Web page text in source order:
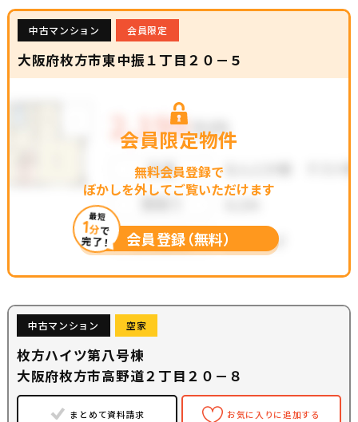
中古マンション 会員限定
大阪府枚方市東中振１丁目２０－５
会員限定物件
無料会員登録で
ぼかしを外してご覧いただけます
最短
1分で
完了！ 会員登録（無料）
中古マンション 空家
枚方ハイツ第八号棟
大阪府枚方市高野道２丁目２０－８
まとめて資料請求 お気に入りに追加する